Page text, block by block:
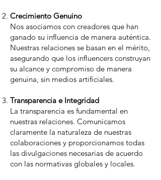
Crecimiento Genuino
Nos asociamos con creadores que han
ganado su influencia de manera auténtica.
Nuestras relaciones se basan en el mérito,
asegurando que los influencers construyan
su alcance y compromiso de manera
genuina, sin medios artificiales.
Transparencia e Integridad
La transparencia es fundamental en
nuestras relaciones. Comunicamos
claramente la naturaleza de nuestras
colaboraciones y proporcionamos todas
las divulgaciones necesarias de acuerdo
con las normativas globales y locales.